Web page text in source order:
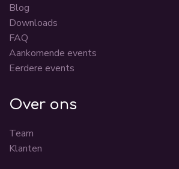
Blog
Downloads
FAQ
Aankomende events
Eerdere events
Over ons
Team
Klanten